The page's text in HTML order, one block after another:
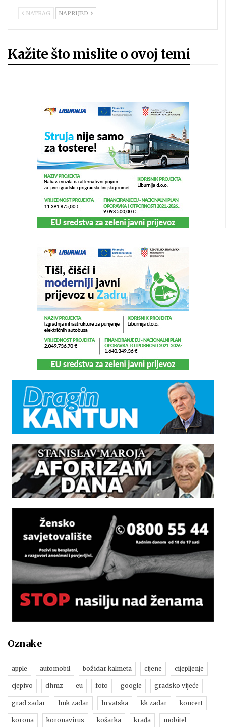
NATRAG NAPRIJED
Kažite što mislite o ovoj temi
Oznake
apple automobil božidar kalmeta cijene cijepljenje
cjepivo dhmz eu foto google gradsko vijeće
grad zadar hnk zadar hrvatska kk zadar koncert
korona koronavirus košarka krađa mobitel